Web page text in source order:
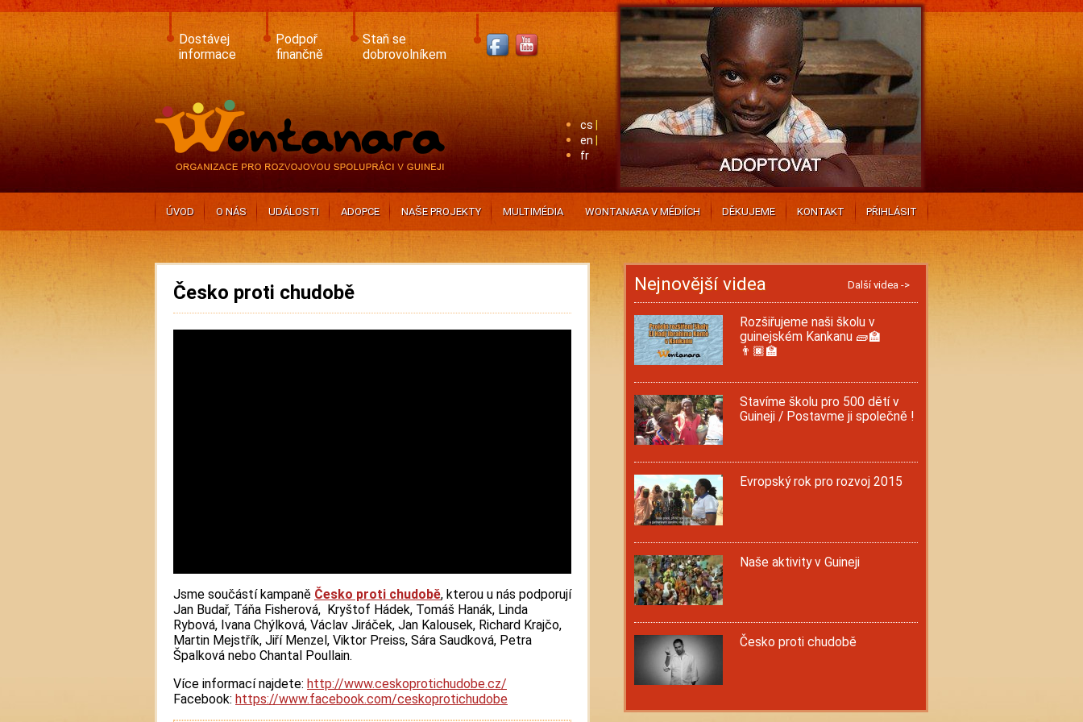
Skip
to
content
Dostávej
informace
Podpoř
finančně
Staň se
dobrovolníkem
cs
en
fr
ÚVOD O NÁS UDÁLOSTI ADOPCE NAŠE PROJEKTY MULTIMÉDIA WONTANARA V MÉDIÍCH DĚKUJEME KONTAKT PŘIHLÁSIT
Česko proti chudobě
Jsme součástí kampaně Česko proti chudobě, kterou u nás podporují
Jan Budař, Táňa Fisherová, Kryštof Hádek, Tomáš Hanák, Linda
Rybová, Ivana Chýlková, Václav Jiráček, Jan Kalousek, Richard Krajčo,
Martin Mejstřík, Jiří Menzel, Viktor Preiss, Sára Saudková, Petra
Špalková nebo Chantal Poullain.
Více informací najdete: http://www.ceskoprotichudobe.cz/
Facebook: https://www.facebook.com/ceskoprotichudobe
Nejnovější videa Další videa ->
Rozšiřujeme naši školu v
guinejském Kankanu 🧱🏫
👨🏿‍🏫
Stavíme školu pro 500 dětí v
Guineji / Postavme ji společně !
Evropský rok pro rozvoj 2015
Naše aktivity v Guineji
Česko proti chudobě